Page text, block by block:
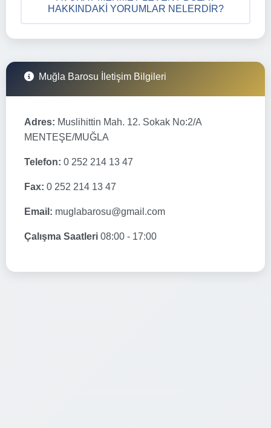
HAKKINDAKI YORUMLAR NELERDIR?
Muğla Barosu İletişim Bilgileri
Adres: Muslihittin Mah. 12. Sokak No:2/A
MENTEŞE/MUĞLA
Telefon: 0 252 214 13 47
Fax: 0 252 214 13 47
Email: muglabarosu@gmail.com
Çalışma Saatleri 08:00 - 17:00